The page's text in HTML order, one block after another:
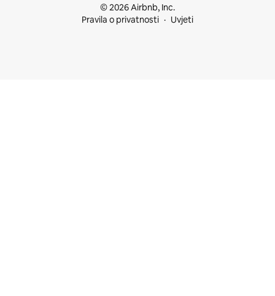
© 2026 Airbnb, Inc.
Pravila o privatnosti
Uvjeti